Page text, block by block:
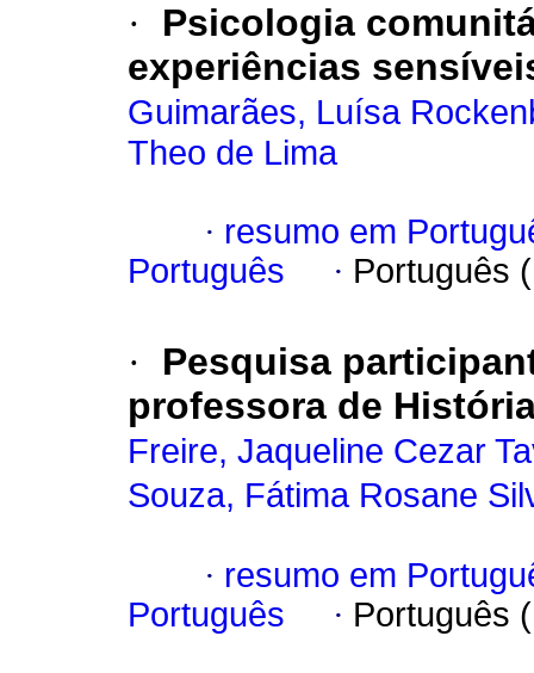
·
Psicologia
experiências
Guimarães, Luísa
Theo de Lima
· resumo em
Português
· Português
·
Pesquisa
professora de
Freire, Jaqueline Cezar
Souza, Fátima Rosane
· resumo em
Português
· Português